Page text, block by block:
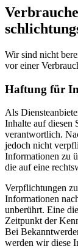
Wir sind nicht
vor einer
Haftung für
Als
Inhalte auf diesen
verantwortlich.
jedoch nicht
Informationen zu
die auf eine
Verpflichtungen
Informationen
unberührt. Eine
Zeitpunkt der
Bei
werden wir diese